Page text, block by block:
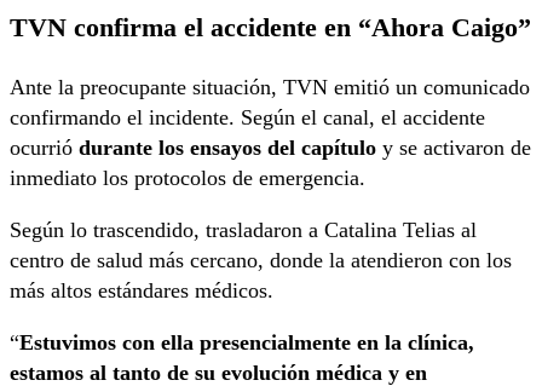
TVN confirma el accidente en “Ahora Caigo”
Ante la preocupante situación, TVN emitió un comunicado
confirmando el incidente. Según el canal, el accidente
ocurrió durante los ensayos del capítulo y se activaron de
inmediato los protocolos de emergencia.
Según lo trascendido, trasladaron a Catalina Telias al
centro de salud más cercano, donde la atendieron con los
más altos estándares médicos.
“Estuvimos con ella presencialmente en la clínica,
estamos al tanto de su evolución médica y en